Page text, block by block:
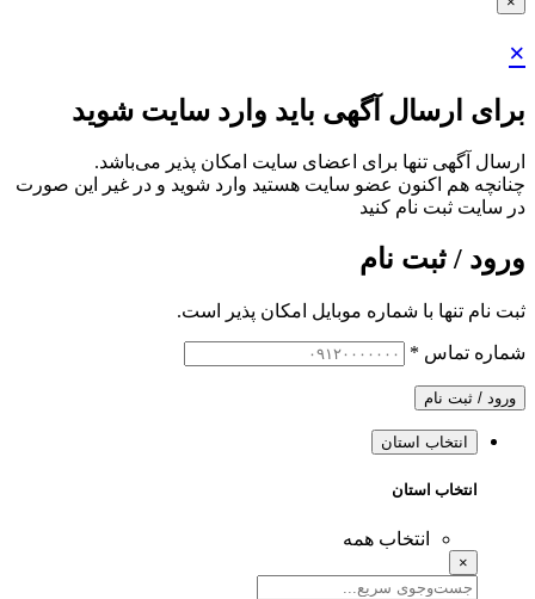
×
برای ارسال آگهی باید وارد سایت شوید
ارسال آگهی تنها برای اعضای سایت امکان پذیر می‌باشد.
چنانچه هم‌ اکنون عضو سایت هستید وارد شوید و در غیر این صورت
در سایت ثبت نام کنید
ورود / ثبت نام
ثبت نام تنها با شماره موبایل امکان پذیر است.
شماره تماس *
ورود / ثبت نام
انتخاب استان
انتخاب استان
انتخاب همه
×